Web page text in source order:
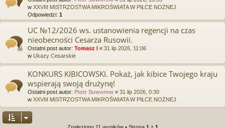
w XXVIII MISTRZOSTWA MIKROŚWIATA W PIŁCE NOŻNEJ
Odpowiedzi: 1
UC №12/2026 ws. ustanowienia regencji na czas
nieobecności Cesarza Rusowii.
Ostatni post autor: Tomasz I « 31 lip 2026, 11:06
w Ukazy Cesarskie
KONKURS KIBICOWSKI. Pokaż, jak kibice Twojego kraju
wspierają swoją drużynę!
Ostatni post autor: Piotr Suworow « 31 lip 2026, 0:30
w XXVIII MISTRZOSTWA MIKROŚWIATA W PIŁCE NOŻNEJ